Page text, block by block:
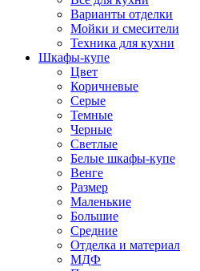
Варианты отделки
Мойки и смесители
Техника для кухни
Шкафы-купе
Цвет
Коричневые
Серые
Темные
Черные
Светлые
Белые шкафы-купе
Венге
Размер
Маленькие
Большие
Средние
Отделка и материал
МДФ